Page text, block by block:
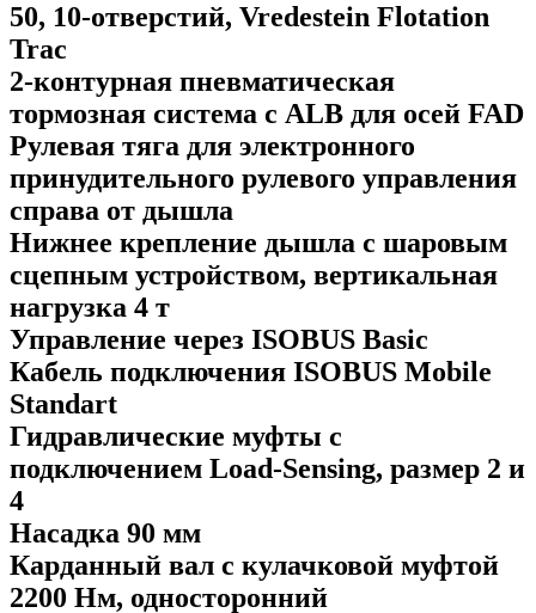
50, 10-отверстий, Vredestein Flotation
Trac
2-контурная пневматическая
тормозная система с ALB для осей FAD
Рулевая тяга для электронного
принудительного рулевого управления
справа от дышла
Нижнее крепление дышла с шаровым
сцепным устройством, вертикальная
нагрузка 4 т
Управление через ISOBUS Basic
Кабель подключения ISOBUS Mobile
Standart
Гидравлические муфты с
подключением Load-Sensing, размер 2 и
4
Насадка 90 мм
Карданный вал с кулачковой муфтой
2200 Нм, односторонний